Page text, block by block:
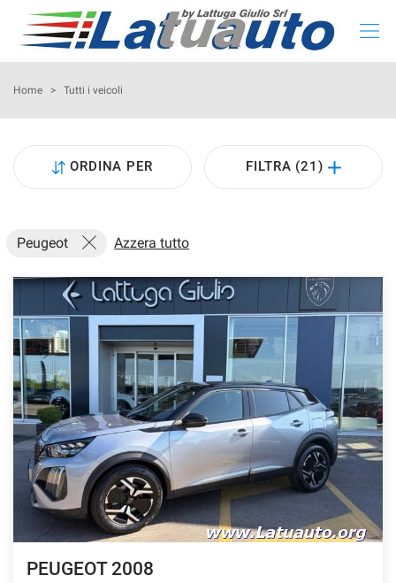
HOME
LISTA USATO
CONFIGURA LA TUA AUTO
NOLEGGIO
RITIRIAMO IL TUO USATO
ASSISTENZA
SERVIZI
DICONO DI NOI
CONTATTI
NEWS
Home > Tutti i veicoli
ORDINA PER FILTRA (21)
Peugeot Azzera tutto
PEUGEOT 2008